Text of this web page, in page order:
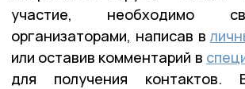
участие, необходимо
организаторами, написав в
или оставив комментарий в
для получения контактов.